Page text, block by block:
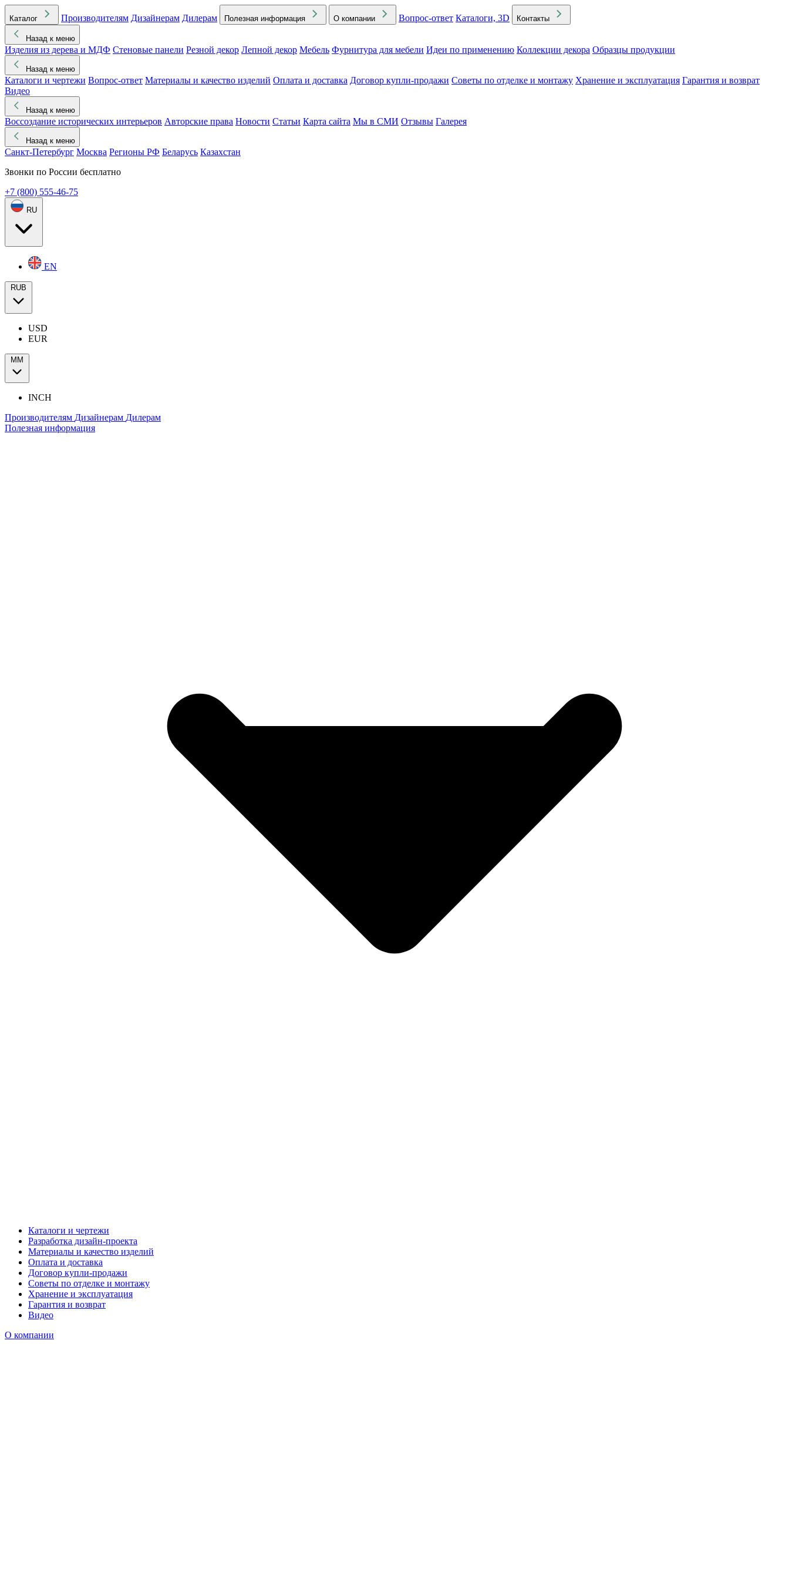
Каталог Производителям Дизайнерам Дилерам Полезная информация О компании Вопрос-ответ Каталоги, 3D Контакты
Назад к меню
Изделия из дерева и МДФ Стеновые панели Резной декор Лепной декор Мебель Фурнитура для мебели Идеи по применению Коллекции декора Образцы продукции
Назад к меню
Каталоги и чертежи Вопрос-ответ Материалы и качество изделий Оплата и доставка Договор купли-продажи Советы по отделке и монтажу Хранение и эксплуатация Гарантия и возврат
Видео
Назад к меню
Воссоздание исторических интерьеров Авторские права Новости Статьи Карта сайта Мы в СМИ Отзывы Галерея
Назад к меню
Санкт-Петербург Москва Регионы РФ Беларусь Казахстан
Звонки по России бесплатно
+7 (800) 555-46-75
RU
EN
RUB
USD
EUR
ММ
INCH
Производителям Дизайнерам Дилерам
Полезная информация
Каталоги и чертежи
Разработка дизайн-проекта
Материалы и качество изделий
Оплата и доставка
Договор купли-продажи
Советы по отделке и монтажу
Хранение и эксплуатация
Гарантия и возврат
Видео
О компании